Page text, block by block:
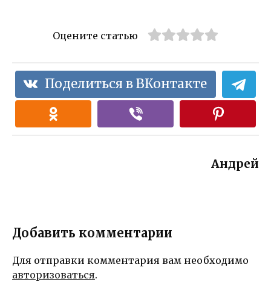
Оцените статью
Поделиться в ВКонтакте
Андрей
Добавить комментарии
Для отправки комментария вам необходимо
авторизоваться.